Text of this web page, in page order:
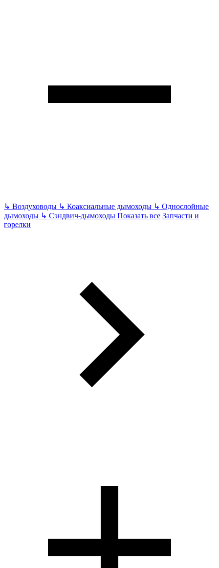
↳ Воздуховоды ↳ Коаксиальные дымоходы ↳ Однослойные
дымоходы ↳ Сэндвич-дымоходы Показать все Запчасти и
горелки